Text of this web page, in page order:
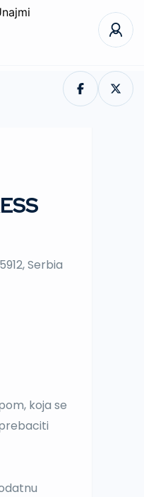
Serbia
koja se